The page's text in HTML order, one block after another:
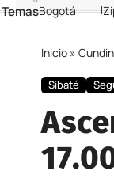
Bogotá
Inicio »
Sibaté